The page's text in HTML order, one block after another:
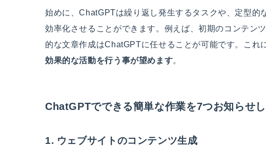
始めに、ChatGPTは繰り返し発生するタスクや、定型
効率化させることができます。例えば、初期のコンテン
的な文章作成はChatGPTに任せることが可能です。これ
効果的な活動を行う事が望めます。
ChatGPTでできる簡単な作業を7つお知らせ
1. ウェブサイトのコンテンツ生成